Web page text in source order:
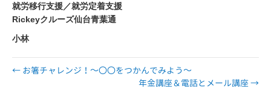
就労移行支援／就労定着支援
Rickeyクルーズ仙台青葉通
小林
← お箸チャレンジ！～〇〇をつかんでみよう～
年金講座＆電話とメール講座 →